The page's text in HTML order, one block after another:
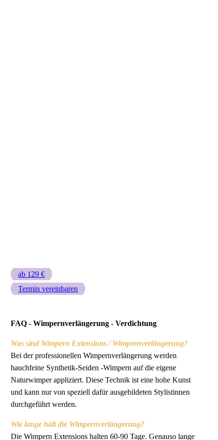
ab 129 €
Termin vereinbaren
FAQ - Wimpernverlängerung - Verdichtung
Was sind Wimpern Extensions / Wimpernverlängerung?
Bei der professionellen Wimpernverlängerung werden
hauchfeine Synthetik-Seiden -Wimpern auf die eigene
Naturwimper appliziert. Diese Technik ist eine hohe Kunst
und kann nur von speziell dafür ausgebildeten Stylistinnen
durchgeführt werden.
Wie lange hält die Wimpernverlängerung?
Die Wimpern Extensions halten 60-90 Tage. Genauso lange